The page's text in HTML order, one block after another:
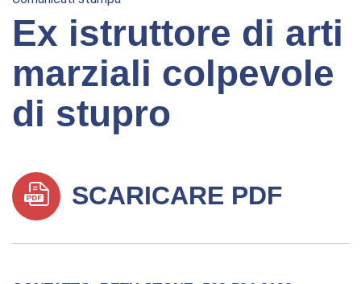
Ex istruttore di arti
marziali colpevole
di stupro
SCARICARE PDF